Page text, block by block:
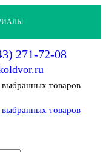
271-72-08
выбранных товаров
выбранных товаров